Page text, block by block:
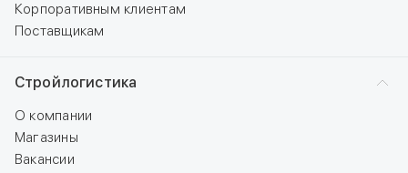
Корпоративным клиентам
Поставщикам
Стройлогистика
О компании
Магазины
Вакансии